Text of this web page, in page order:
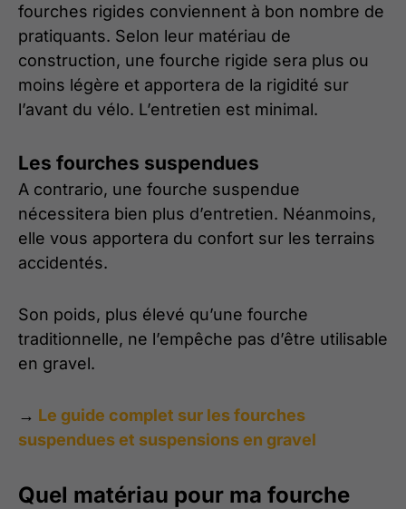
fourches rigides conviennent à bon nombre de
pratiquants. Selon leur matériau de
construction, une fourche rigide sera plus ou
moins légère et apportera de la rigidité sur
l’avant du vélo. L’entretien est minimal.
Les fourches suspendues
A contrario, une fourche suspendue
nécessitera bien plus d’entretien. Néanmoins,
elle vous apportera du confort sur les terrains
accidentés.
Son poids, plus élevé qu’une fourche
traditionnelle, ne l’empêche pas d’être utilisable
en gravel.
→ Le guide complet sur les fourches
suspendues et suspensions en gravel
Quel matériau pour ma fourche